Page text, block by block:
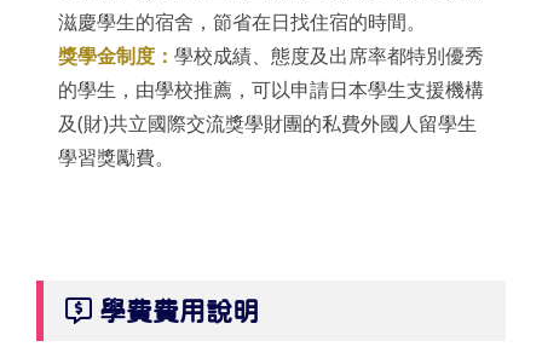
滋慶學生的宿舍，節省在日找住宿的時間。
獎學金制度： 學校成績、態度及出席率都特別優秀
的學生，由學校推薦，可以申請日本學生支援機構
及(財)共立國際交流獎學財團的私費外國人留學生
學習獎勵費。
學費費用說明